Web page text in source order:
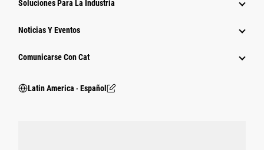
Soluciones Para La Industria
Noticias Y Eventos
Comunicarse Con Cat
Latin America ‧ Español